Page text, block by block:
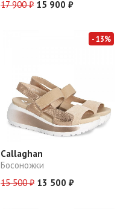
17 900 ₽ 15 900 ₽
- 13%
Callaghan
Босоножки
15 500 ₽ 13 500 ₽